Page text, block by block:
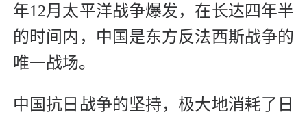
年12月太平洋战争爆发，在长达四年半
的时间内，中国是东方反法西斯战争的
唯一战场。
中国抗日战争的坚持，极大地消耗了日